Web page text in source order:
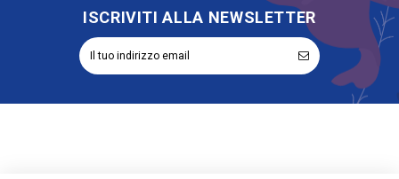
ISCRIVITI ALLA NEWSLETTER